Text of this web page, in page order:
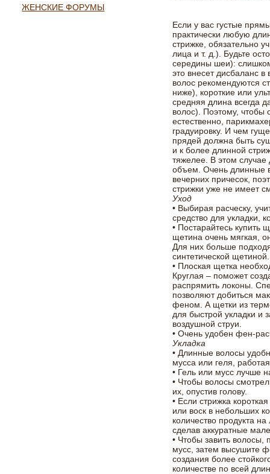
ЖЕНСКИЕ ФОРУМЫ
Если у вас густые
практически любую
стрижке, обязательно
лица и т. д.). Будьте
середины шеи):
это внесет дисбаланс
волос рекомендуются
ниже), короткие или
средняя длина всегда
волос). Поэтому, чтобы
естественно,
градуировку. И чем
прядей должна быть
и к более длинной
тяжелее. В этом случае
объем. Очень длинные
вечерних причесок,
стрижки уже не имеет
Уход
• Выбирая расческу,
средство для укладки,
• Постарайтесь купить
щетина очень мягкая,
Для них больше
синтетической щетиной.
• Плоская щетка
Круглая – поможет
распрямить локоны.
позволяют добиться
феном. А щетки из
для быстрой укладки и
воздушной струи.
• Очень удобен фен-
Укладка
• Длинные волосы
мусса или геля,
• Гель или мусс лучше
• Чтобы волосы
их, опустив голову.
• Если стрижка
или воск в небольших
количество продукта
сделав аккуратные
• Чтобы завить волосы,
мусс, затем высушите
создания более
количестве по всей